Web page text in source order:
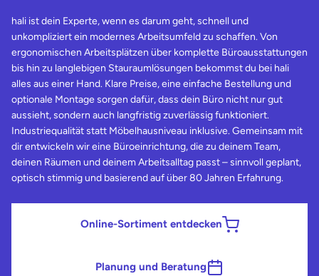
hali ist dein Experte, wenn es darum geht, schnell und
unkompliziert ein modernes Arbeitsumfeld zu schaffen. Von
ergonomischen Arbeitsplätzen über komplette Büroausstattungen
bis hin zu langlebigen Stauraumlösungen bekommst du bei hali
alles aus einer Hand. Klare Preise, eine einfache Bestellung und
optionale Montage sorgen dafür, dass dein Büro nicht nur gut
aussieht, sondern auch langfristig zuverlässig funktioniert.
Industriequalität statt Möbelhausniveau inklusive. Gemeinsam mit
dir entwickeln wir eine Büroeinrichtung, die zu deinem Team,
deinen Räumen und deinem Arbeitsalltag passt – sinnvoll geplant,
optisch stimmig und basierend auf über 80 Jahren Erfahrung.
Online-Sortiment entdecken
Planung und Beratung